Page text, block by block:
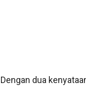
Dengan dua